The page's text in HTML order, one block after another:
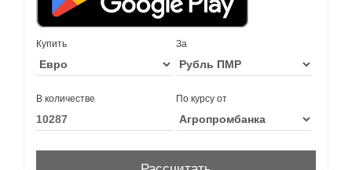
Купить За
В количестве По курсу от